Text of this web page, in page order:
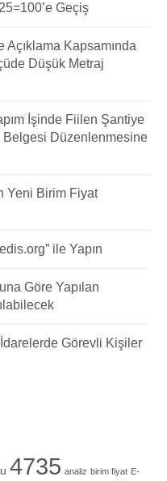
Geçiş
Açıklama Kapsamında
Düşük Metraj
İşinde Fiilen Şantiye
Belgesi Düzenlenmesine
Yeni Birim Fiyat
ile Yapın
Göre Yapılan
Görevli Kişiler
4735 analiz birim fiyat E-